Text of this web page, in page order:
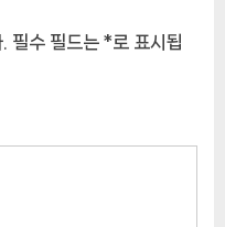
필수 필드는 *로 표시됩